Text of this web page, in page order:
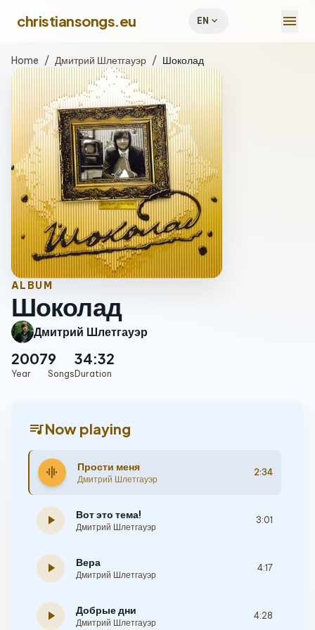
christiansongs.eu EN expand_more menu
Home / Дмитрий Шлетгауэр / Шоколад
ALBUM
Шоколад
Дмитрий Шлетгауэр
2007
Year
9
Songs
34:32
Duration
queue_musicNow playing
graphic_eq Прости меня
Дмитрий Шлетгауэр
2:34
play_arrow Вот это тема!
Дмитрий Шлетгауэр
3:01
play_arrow Вера
Дмитрий Шлетгауэр
4:17
play_arrow Добрые дни
Дмитрий Шлетгауэр
4:28